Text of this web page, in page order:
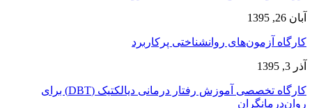
آبان 26, 1395
کارگاه آزمون‌های روانشناختی پرکاربرد
آذر 3, 1395
کارگاه تخصصی آموزش رفتار درمانی دیالکتیک (DBT) برای
روان‌درمانگران